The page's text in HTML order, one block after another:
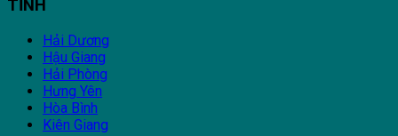
TỈNH
Hải Dương
Hậu Giang
Hải Phòng
Hưng Yên
Hòa Bình
Kiên Giang